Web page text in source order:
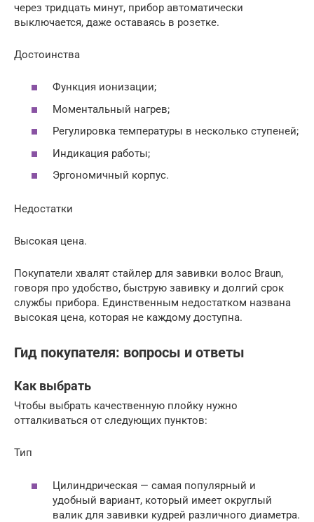
через тридцать минут, прибор автоматически
выключается, даже оставаясь в розетке.
Достоинства
Функция ионизации;
Моментальный нагрев;
Регулировка температуры в несколько ступеней;
Индикация работы;
Эргономичный корпус.
Недостатки
Высокая цена.
Покупатели хвалят стайлер для завивки волос Braun,
говоря про удобство, быструю завивку и долгий срок
службы прибора. Единственным недостатком названа
высокая цена, которая не каждому доступна.
Гид покупателя: вопросы и ответы
Как выбрать
Чтобы выбрать качественную плойку нужно
отталкиваться от следующих пунктов:
Тип
Цилиндрическая — самая популярный и
удобный вариант, который имеет округлый
валик для завивки кудрей различного диаметра.